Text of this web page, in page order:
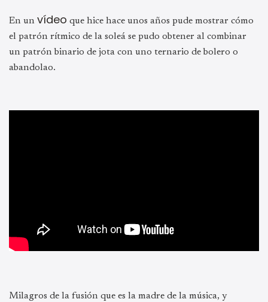
En un vídeo que hice hace unos años pude mostrar cómo
el patrón rítmico de la soleá se pudo obtener al combinar
un patrón binario de jota con uno ternario de bolero o
abandolao.
Milagros de la fusión que es la madre de la música, y